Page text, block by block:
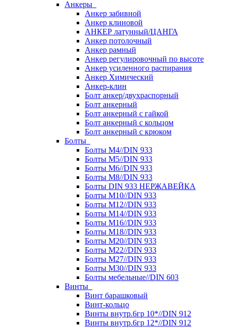
Анкеры
Анкер забивной
Анкер клиновой
АНКЕР латунный/ЦАНГА
Анкер потолочный
Анкер рамный
Анкер регулировочный по высоте
Анкер усиленного распирания
Анкер Химический
Анкер-клин
Болт анкер/двухраспорный
Болт анкерный
Болт анкерный с гайкой
Болт анкерный с кольцом
Болт анкерный с крюком
Болты
Болты М4//DIN 933
Болты М5//DIN 933
Болты М6//DIN 933
Болты М8//DIN 933
Болты DIN 933 НЕРЖАВЕЙКА
Болты М10//DIN 933
Болты М12//DIN 933
Болты М14//DIN 933
Болты М16//DIN 933
Болты М18//DIN 933
Болты М20//DIN 933
Болты М22//DIN 933
Болты М27//DIN 933
Болты М30//DIN 933
Болты мебельные//DIN 603
Винты
Винт барашковый
Винт-кольцо
Винты внутр.6гр 10*//DIN 912
Винты внутр.6гр 12*//DIN 912